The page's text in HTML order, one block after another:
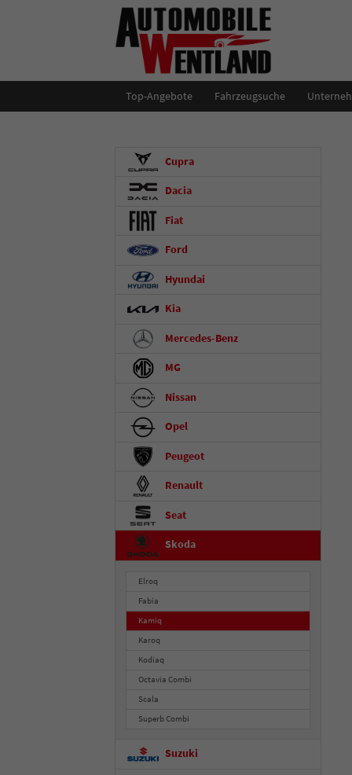
Top-Angebote Fahrzeugsuche
Cupra
Dacia
Fiat
Ford
Hyundai
Kia
Mercedes-Benz
MG
Nissan
Opel
Peugeot
Renault
Seat
Skoda
Elroq
Fabia
Kamiq
Karoq
Kodiaq
Octavia Combi
Scala
Superb Combi
Suzuki